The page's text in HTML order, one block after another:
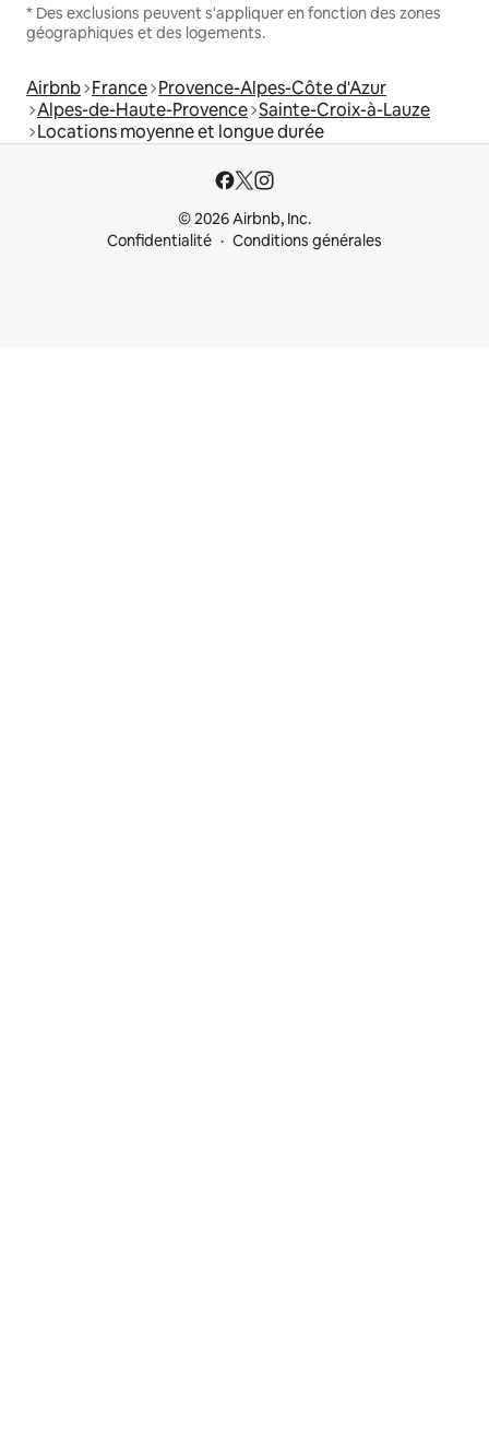
* Des exclusions peuvent s'appliquer en fonction des zones
géographiques et des logements.
Airbnb France Provence-Alpes-Côte d'Azur
Alpes-de-Haute-Provence Sainte-Croix-à-Lauze
Locations moyenne et longue durée
© 2026 Airbnb, Inc.
Confidentialité
Conditions générales